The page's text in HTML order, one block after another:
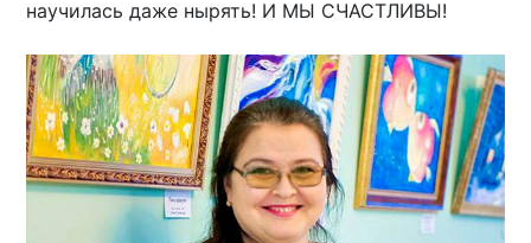
научилась даже нырять! И МЫ СЧАСТЛИВЫ!